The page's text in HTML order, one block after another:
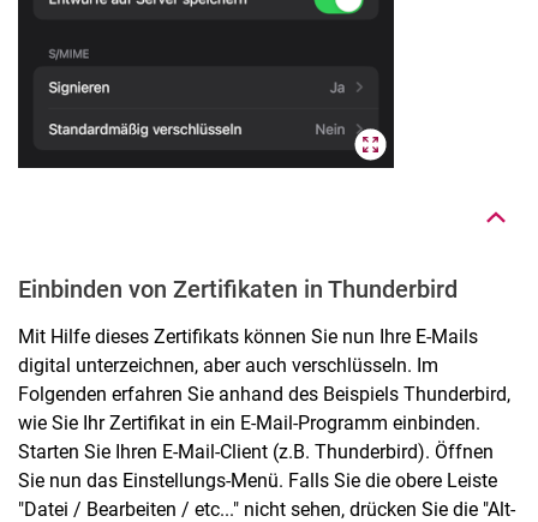
Einbinden von Zertifikaten in Thunderbird
Mit Hilfe dieses Zertifikats können Sie nun Ihre E-Mails
digital unterzeichnen, aber auch verschlüsseln. Im
Folgenden erfahren Sie anhand des Beispiels Thunderbird,
wie Sie Ihr Zertifikat in ein E-Mail-Programm einbinden.
Starten Sie Ihren E-Mail-Client (z.B. Thunderbird). Öffnen
Sie nun das Einstellungs-Menü. Falls Sie die obere Leiste
"Datei / Bearbeiten / etc..." nicht sehen, drücken Sie die "Alt-